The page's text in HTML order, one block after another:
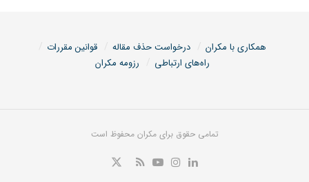
همکاری با مکران درخواست حذف مقاله
قوانین مقررات
راه‌های ارتباطی
رزومه مکران
تمامی حقوق برای مکران محفوظ است